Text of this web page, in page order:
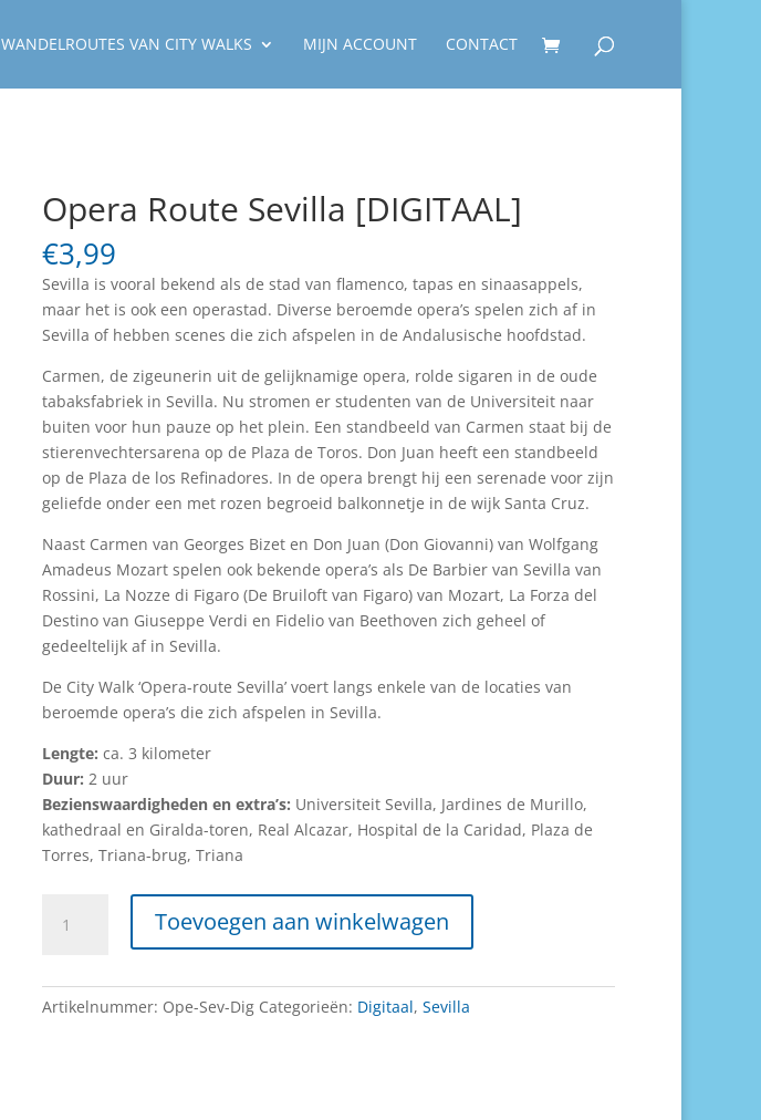
WANDELROUTES VAN CITY WALKS MIJN ACCOUNT CONTACT
Opera Route Sevilla [DIGITAAL]
€3,99
Sevilla is vooral bekend als de stad van flamenco, tapas en sinaasappels,
maar het is ook een operastad. Diverse beroemde opera’s spelen zich af in
Sevilla of hebben scenes die zich afspelen in de Andalusische hoofdstad.
Carmen, de zigeunerin uit de gelijknamige opera, rolde sigaren in de oude
tabaksfabriek in Sevilla. Nu stromen er studenten van de Universiteit naar
buiten voor hun pauze op het plein. Een standbeeld van Carmen staat bij de
stierenvechtersarena op de Plaza de Toros. Don Juan heeft een standbeeld
op de Plaza de los Refinadores. In de opera brengt hij een serenade voor zijn
geliefde onder een met rozen begroeid balkonnetje in de wijk Santa Cruz.
Naast Carmen van Georges Bizet en Don Juan (Don Giovanni) van Wolfgang
Amadeus Mozart spelen ook bekende opera’s als De Barbier van Sevilla van
Rossini, La Nozze di Figaro (De Bruiloft van Figaro) van Mozart, La Forza del
Destino van Giuseppe Verdi en Fidelio van Beethoven zich geheel of
gedeeltelijk af in Sevilla.
De City Walk ‘Opera-route Sevilla’ voert langs enkele van de locaties van
beroemde opera’s die zich afspelen in Sevilla.
Lengte: ca. 3 kilometer
Duur: 2 uur
Bezienswaardigheden en extra’s: Universiteit Sevilla, Jardines de Murillo,
kathedraal en Giralda-toren, Real Alcazar, Hospital de la Caridad, Plaza de
Torres, Triana-brug, Triana
Route
[DIGITAAL]
aantal
Toevoegen aan winkelwagen
Artikelnummer: Ope-Sev-Dig Categorieën: Digitaal, Sevilla